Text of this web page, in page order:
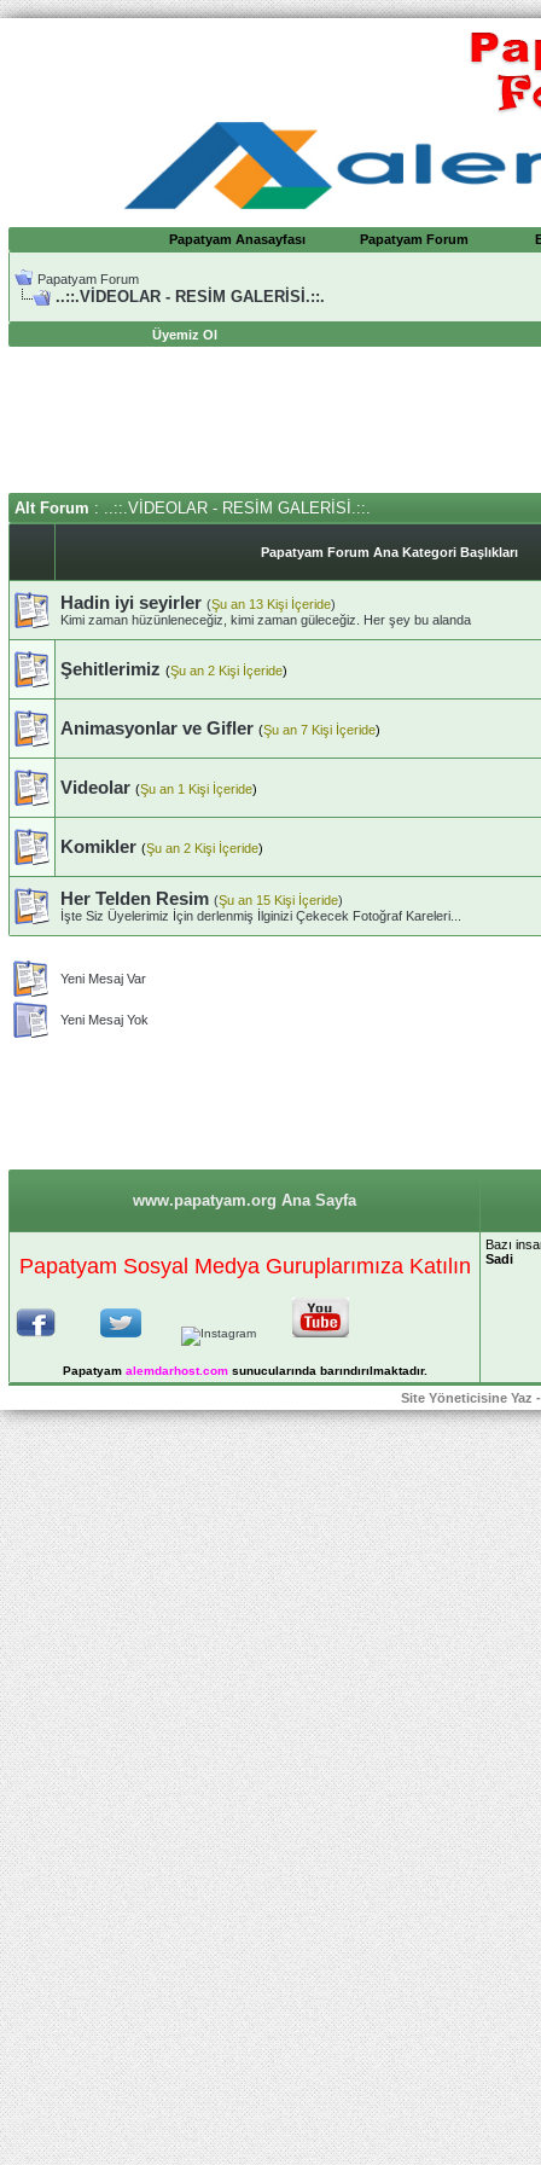
Papatyam Anasayfası Papatyam Forum
Papatyam Forum
..::.VİDEOLAR - RESİM GALERİSİ.::.
Üyemiz Ol
Alt Forum : ..::.VİDEOLAR - RESİM GALERİSİ.::.
Papatyam Forum Ana Kategori Başlıkları
Hadin iyi seyirler (Şu an 13 Kişi İçeride)
Kimi zaman hüzünleneceğiz, kimi zaman güleceğiz. Her şey bu alanda
Şehitlerimiz (Şu an 2 Kişi İçeride)
Animasyonlar ve Gifler (Şu an 7 Kişi İçeride)
Videolar (Şu an 1 Kişi İçeride)
Komikler (Şu an 2 Kişi İçeride)
Her Telden Resim (Şu an 15 Kişi İçeride)
İşte Siz Üyelerimiz İçin derlenmiş İlginizi Çekecek Fotoğraf Kareleri...
Yeni Mesaj Var
Yeni Mesaj Yok
www.papatyam.org Ana Sayfa
Papatyam Sosyal Medya Guruplarımıza Katılın
Papatyam alemdarhost.comsunucularında barındırılmaktadır.
Bazı
Sadi
Site Yöneticisine Yaz